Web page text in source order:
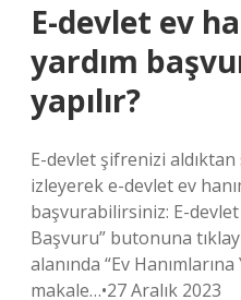
E-devlet ev
yardım
yapılır?
E-devlet şifrenizi aldıktan
izleyerek e-devlet ev
başvurabilirsiniz: E-devlet
Başvuru” butonuna
alanında “Ev
makale…•27 Aralık 2023